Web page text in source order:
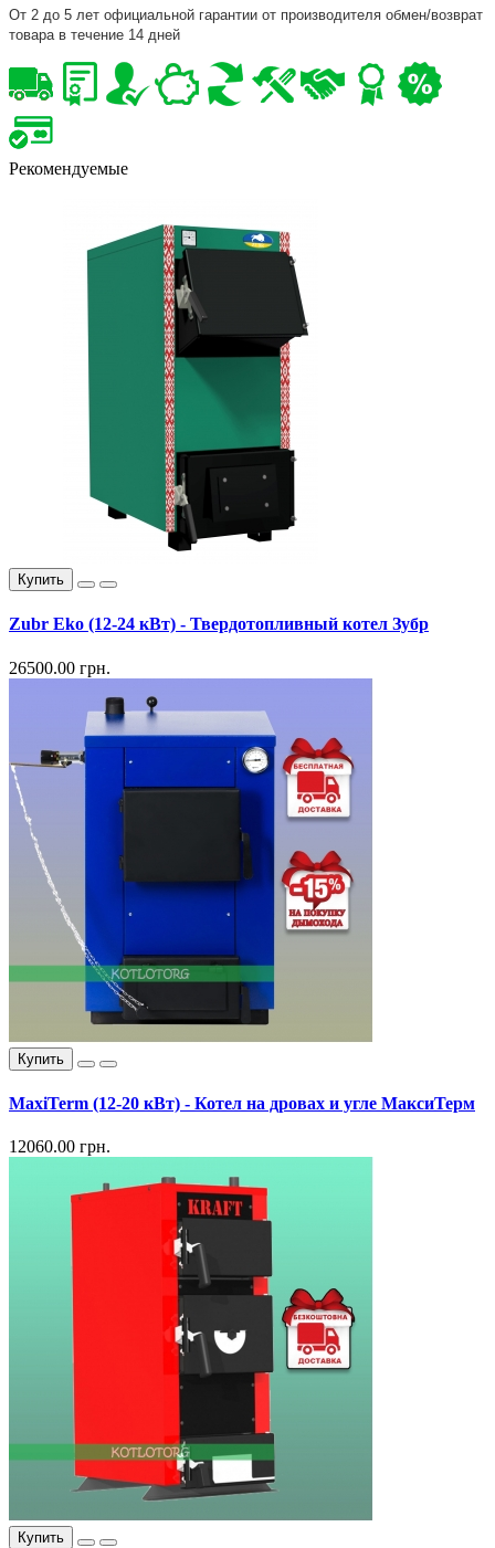
От 2 до 5 лет официальной гарантии от производителя обмен/возврат
товара в течение 14 дней
Рекомендуемые
Купить
Zubr Eko (12-24 кВт) - Твердотопливный котел Зубр
26500.00 грн.
Купить
MaxiTerm (12-20 кВт) - Котел на дровах и угле МаксиТерм
12060.00 грн.
Купить